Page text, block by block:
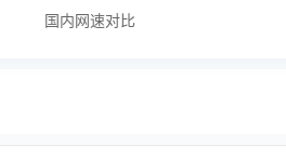
国内网速对比